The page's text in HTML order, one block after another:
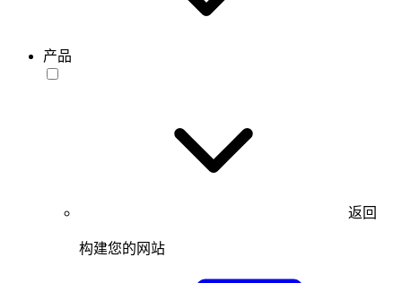
产品
返回
构建您的网站